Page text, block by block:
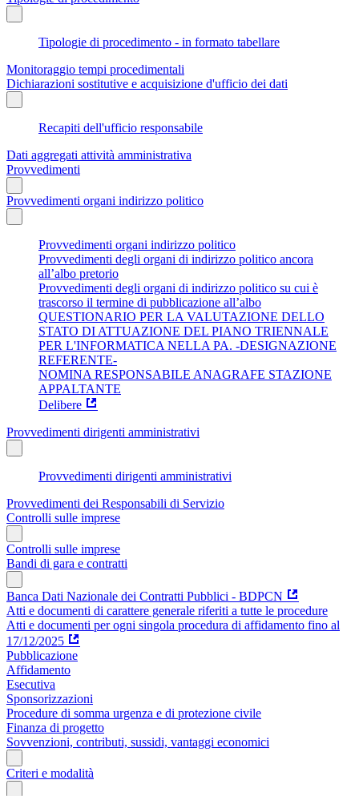
Tipologie di procedimento - in formato tabellare
Monitoraggio tempi procedimentali
Dichiarazioni sostitutive e acquisizione d'ufficio dei dati
Recapiti dell'ufficio responsabile
Dati aggregati attività amministrativa
Provvedimenti
Provvedimenti organi indirizzo politico
Provvedimenti organi indirizzo politico
Provvedimenti degli organi di indirizzo politico ancora
all’albo pretorio
Provvedimenti degli organi di indirizzo politico su cui è
trascorso il termine di pubblicazione all’albo
QUESTIONARIO PER LA VALUTAZIONE DELLO
STATO DI ATTUAZIONE DEL PIANO TRIENNALE
PER L'INFORMATICA NELLA PA. -DESIGNAZIONE
REFERENTE-
NOMINA RESPONSABILE ANAGRAFE STAZIONE
APPALTANTE
Delibere
Provvedimenti dirigenti amministrativi
Provvedimenti dirigenti amministrativi
Provvedimenti dei Responsabili di Servizio
Controlli sulle imprese
Controlli sulle imprese
Bandi di gara e contratti
Banca Dati Nazionale dei Contratti Pubblici - BDPCN
Atti e documenti di carattere generale riferiti a tutte le procedure
Atti e documenti per ogni singola procedura di affidamento fino al
17/12/2025
Pubblicazione
Affidamento
Esecutiva
Sponsorizzazioni
Procedure di somma urgenza e di protezione civile
Finanza di progetto
Sovvenzioni, contributi, sussidi, vantaggi economici
Criteri e modalità